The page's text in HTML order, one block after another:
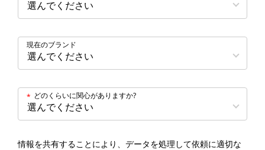
現在のブランド
どのくらいに関心がありますか?
*
情報を共有することにより、データを処理して依頼に適切な